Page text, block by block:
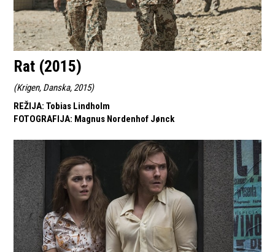
Rat (2015)
(Krigen, Danska, 2015)
REŽIJA: Tobias Lindholm
FOTOGRAFIJA: Magnus Nordenhof Jønck